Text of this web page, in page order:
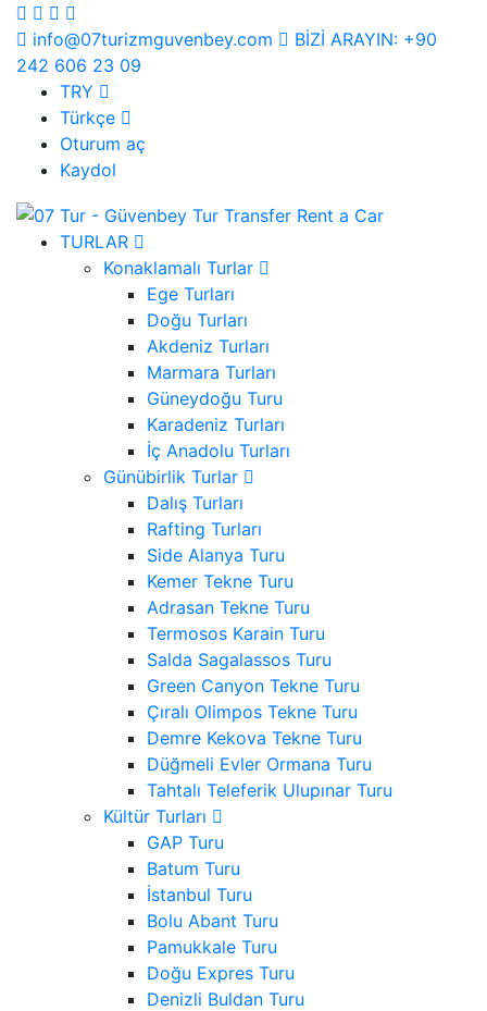
info@07turizmguvenbey.com
BİZİ ARAYIN: +90
242 606 23 09
TRY
Türkçe
Oturum aç
Kaydol
TURLAR
Konaklamalı Turlar
Ege Turları
Doğu Turları
Akdeniz Turları
Marmara Turları
Güneydoğu Turu
Karadeniz Turları
İç Anadolu Turları
Günübirlik Turlar
Dalış Turları
Rafting Turları
Side Alanya Turu
Kemer Tekne Turu
Adrasan Tekne Turu
Termosos Karain Turu
Salda Sagalassos Turu
Green Canyon Tekne Turu
Çıralı Olimpos Tekne Turu
Demre Kekova Tekne Turu
Düğmeli Evler Ormana Turu
Tahtalı Teleferik Ulupınar Turu
Kültür Turları
GAP Turu
Batum Turu
İstanbul Turu
Bolu Abant Turu
Pamukkale Turu
Doğu Expres Turu
Denizli Buldan Turu